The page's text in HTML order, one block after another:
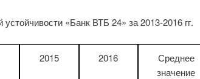
«Банк ВТБ 24» за 2013-2016 гг.
2015 2016
Среднее
значение